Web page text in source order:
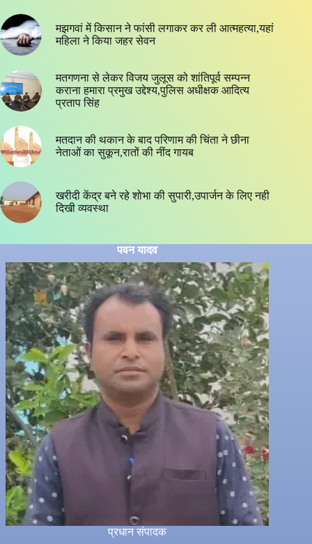
मझगवां में किसान ने फांसी लगाकर कर ली आत्महत्या,यहां
महिला ने किया जहर सेवन
मतगणना से लेकर विजय जुलूस को शांतिपूर्व सम्पन्न
कराना हमारा प्रमुख उद्देश्य,पुलिस अधीक्षक आदित्य
प्रताप सिंह
मतदान की थकान के बाद परिणाम की चिंता ने छीना
नेताओं का सुकून,रातों की नींद गायब
खरीदी केंद्र बने रहे शोभा की सुपारी,उपार्जन के लिए नही
दिखी व्यवस्था
पवन यादव
प्रधान संपादक